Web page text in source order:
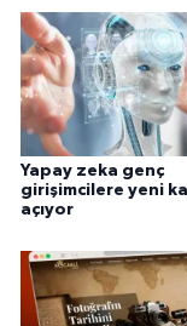
Yapay zeka genç
girişimcilere yeni
açıyor